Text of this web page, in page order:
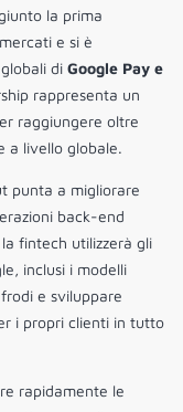
la prima
e si è
di Google Pay e
rappresenta un
raggiungere oltre
a livello globale.
punta a migliorare
back-end
fintech utilizzerà gli
inclusi i modelli
e sviluppare
i propri clienti in tutto
rapidamente le